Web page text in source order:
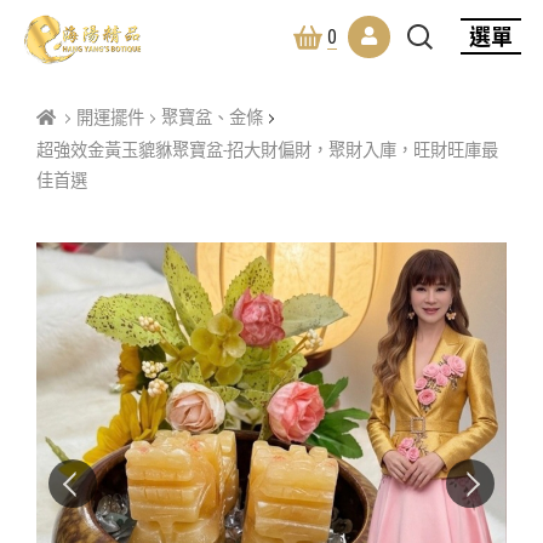
0 選單
開運擺件
聚寶盆、金條
超強效金黃玉貔貅聚寶盆-招大財偏財，聚財入庫，旺財旺庫最
佳首選